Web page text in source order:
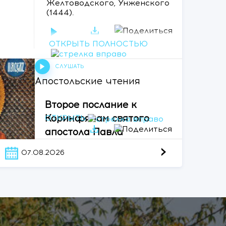
и,
и
она
Желтоводского, Унженского
(1444).
СЛУШАТЬ
Память V Вселенского
Собора (553).
СЛУШАТЬ
ОТКРЫТЬ ПОЛНОСТЬЮ
СЛУШАТЬ
Апостольские чтения
Второе послание к
Коринфянам святого
апостола Павла
ОТКРЫТЬ
07.08.2026 ›